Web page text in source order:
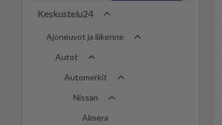
Keskustelu24
Ajoneuvot ja liikenne
Autot
Automerkit
Nissan
Almera